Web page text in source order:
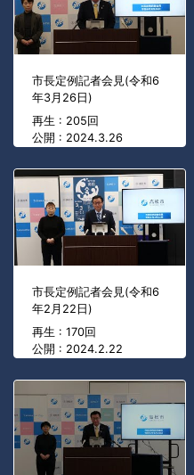
市長定例記者会見(令和6
年3月26日)
再生 : 205回
公開 : 2024.3.26
市長定例記者会見(令和6
年2月22日)
再生 : 170回
公開 : 2024.2.22